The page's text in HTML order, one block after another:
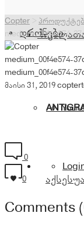
Your
დრონები
Copter
medium_00f4e574-
medium_00f4e574-
medium_00f4e574-
მაისი 31, 2019
0
0
Comments